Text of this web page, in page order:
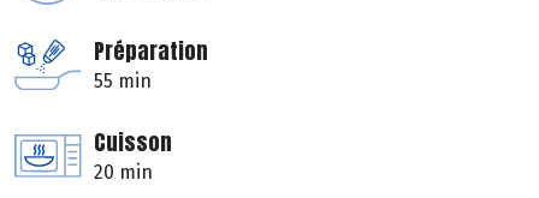
Préparation
55 min
Cuisson
20 min